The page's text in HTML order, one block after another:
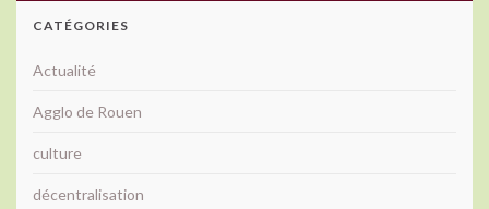
CATÉGORIES
Actualité
Agglo de Rouen
culture
décentralisation